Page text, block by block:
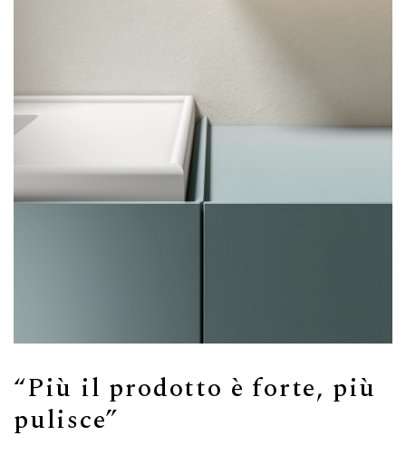
“Più il prodotto è forte, più
pulisce”